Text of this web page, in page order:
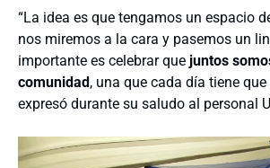
“La idea es que tengamos un espacio
nos miremos a la cara y pasemos un
importante es celebrar que juntos
comunidad, una que cada día tiene
expresó durante su saludo al personal